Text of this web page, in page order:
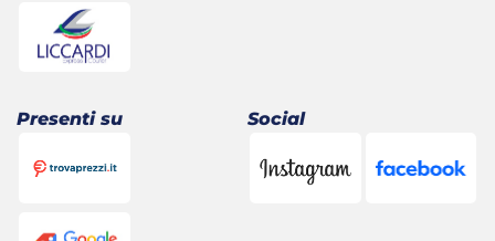
Presenti su Social